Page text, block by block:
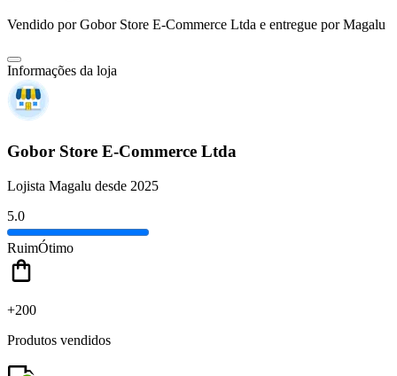
Vendido porGobor Store E-Commerce Ltda e entregue por Magalu
Informações da loja
Gobor Store E-Commerce Ltda
Lojista Magalu desde 2025
5.0
RuimÓtimo
+200
Produtos vendidos